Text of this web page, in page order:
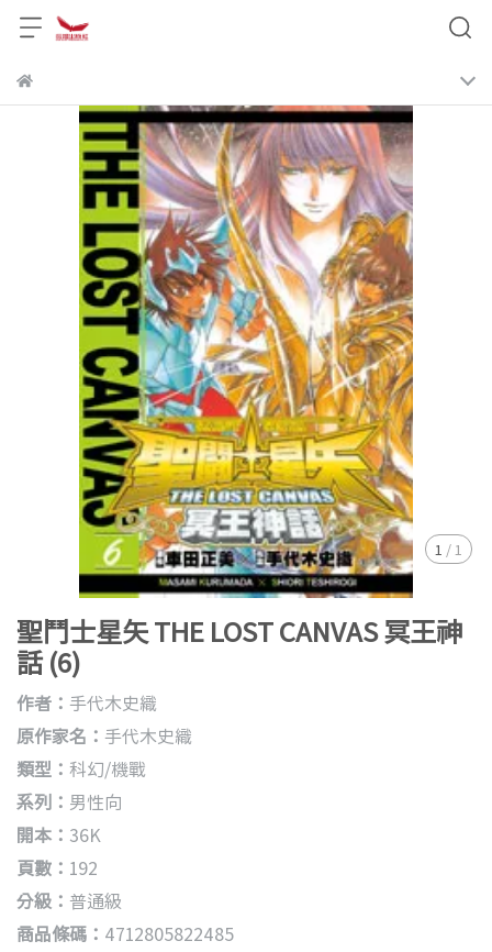
1 / 1
聖鬥士星矢 THE LOST CANVAS 冥王神
話 (6)
作者： 手代木史織
原作家名： 手代木史織
類型： 科幻/機戰
系列： 男性向
開本： 36K
頁數： 192
分級： 普通級
商品條碼： 4712805822485